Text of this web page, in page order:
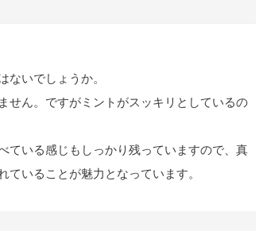
ないでしょうか。
せん。ですがミントがスッキリとしているの
ている感じもしっかり残っていますので、真
いることが魅力となっています。